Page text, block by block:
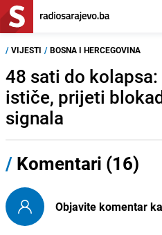
/ VIJESTI / BOSNA I HERCEGOVINA
48 sati do kolapsa:
ističe, prijeti
signala
/ Komentari (16)
Objavite komentar